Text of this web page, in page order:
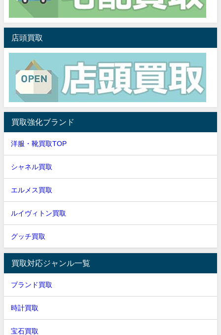
店頭買取
買取強化ブランド
洋服・靴買取TOP
シャネル買取
エルメス買取
ルイヴィトン買取
グッチ買取
買取対応ジャンル一覧
ブランド買取
時計買取
宝石買取